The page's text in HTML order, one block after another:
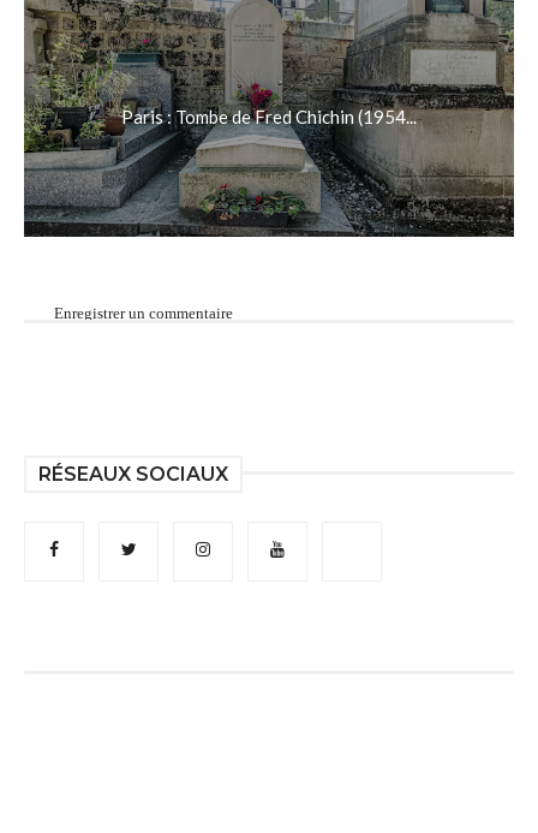
Paris : Tombe de Fred Chichin (1954...
Enregistrer un commentaire
RÉSEAUX SOCIAUX